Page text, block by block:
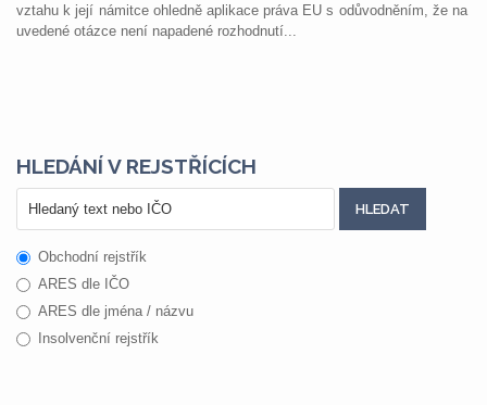
vztahu k její námitce ohledně aplikace práva EU s odůvodněním, že na
uvedené otázce není napadené rozhodnutí...
HLEDÁNÍ V REJSTŘÍCÍCH
Obchodní rejstřík
ARES dle IČO
ARES dle jména / názvu
Insolvenční rejstřík